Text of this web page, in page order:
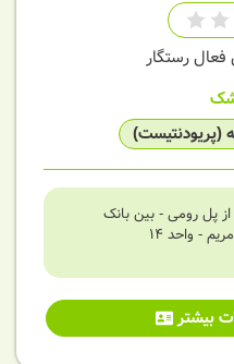
رستگار
از پل رومی - بین بانک
- واحد 14
بیشتر